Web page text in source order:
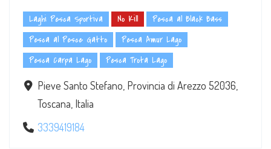
Laghi Pesca Sportiva No Kill
Pesca al Black Bass
Pesca al Pesce Gatto
Pesca Amur Lago
Pesca Carpa Lago
Pesca Trota Lago
Pieve Santo Stefano, Provincia di Arezzo 52036,
Toscana, Italia
3339419184